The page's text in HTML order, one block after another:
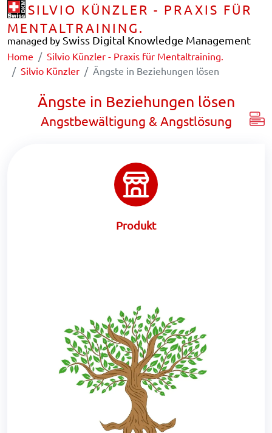
SILVIO KÜNZLER - PRAXIS FÜR
MENTALTRAINING.
managed by Swiss Digital Knowledge Management
Home
Silvio Künzler - Praxis für Mentaltraining.
Silvio Künzler
Ängste in Beziehungen lösen
Ängste in Beziehungen lösen
Angstbewältigung & Angstlösung
Produkt